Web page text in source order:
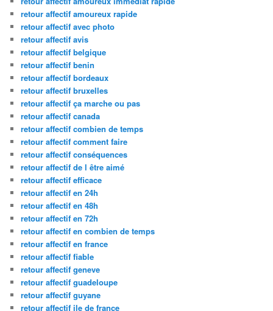
retour affectif amoureux rapide
retour affectif avec photo
retour affectif avis
retour affectif belgique
retour affectif benin
retour affectif bordeaux
retour affectif bruxelles
retour affectif ça marche ou pas
retour affectif canada
retour affectif combien de temps
retour affectif comment faire
retour affectif conséquences
retour affectif de l être aimé
retour affectif efficace
retour affectif en 24h
retour affectif en 48h
retour affectif en 72h
retour affectif en combien de temps
retour affectif en france
retour affectif fiable
retour affectif geneve
retour affectif guadeloupe
retour affectif guyane
retour affectif ile de france